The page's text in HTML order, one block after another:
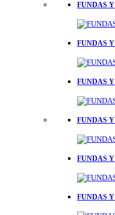
FUNDAS
FUNDAS
FUNDAS
FUNDAS
FUNDAS
FUNDAS